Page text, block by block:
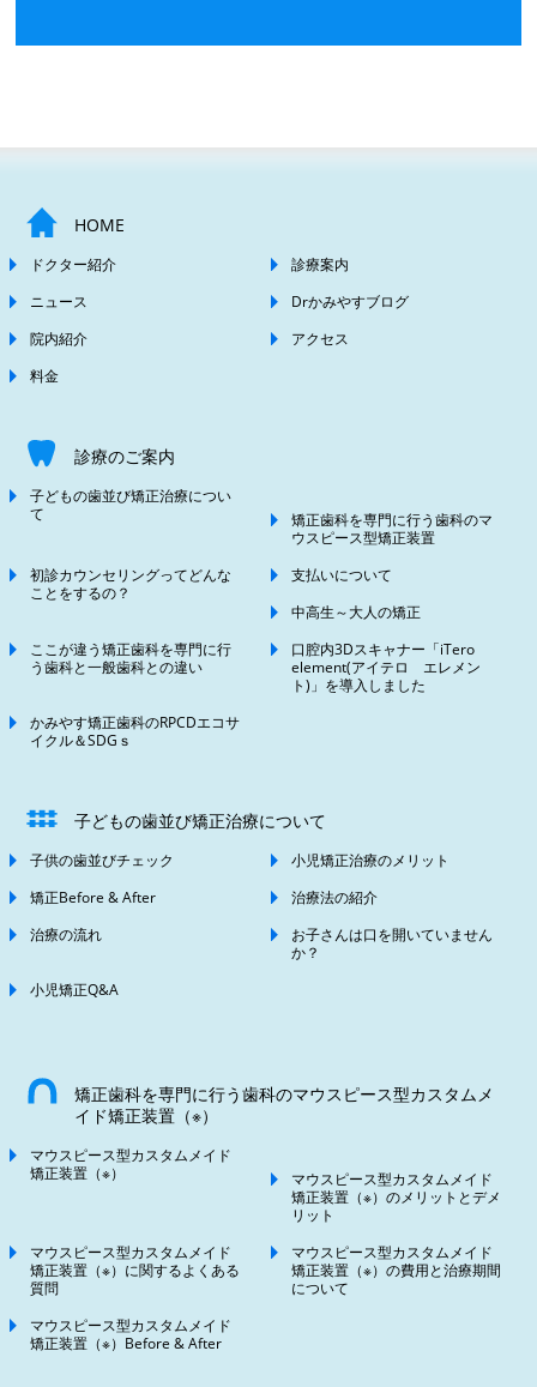
HOME
ドクター紹介
診療案内
ニュース
Drかみやすブログ
院内紹介
アクセス
料金
診療のご案内
子どもの歯並び矯正治療につい
て
矯正歯科を専門に行う歯科のマ
ウスピース型矯正装置
初診カウンセリングってどんな
ことをするの？
支払いについて
中高生～大人の矯正
ここが違う矯正歯科を専門に行
う歯科と一般歯科との違い
口腔内3Dスキャナー「iTero
element(アイテロ エレメン
ト)」を導入しました
かみやす矯正歯科のRPCDエコサ
イクル＆SDGｓ
子どもの歯並び矯正治療について
子供の歯並びチェック
小児矯正治療のメリット
矯正Before & After
治療法の紹介
治療の流れ
お子さんは口を開いていません
か？
小児矯正Q&A
矯正歯科を専門に行う歯科のマウスピース型カスタムメ
イド矯正装置（※）
マウスピース型カスタムメイド
矯正装置（※）
マウスピース型カスタムメイド
矯正装置（※）のメリットとデメ
リット
マウスピース型カスタムメイド
矯正装置（※）に関するよくある
質問
マウスピース型カスタムメイド
矯正装置（※）の費用と治療期間
について
マウスピース型カスタムメイド
矯正装置（※）Before & After